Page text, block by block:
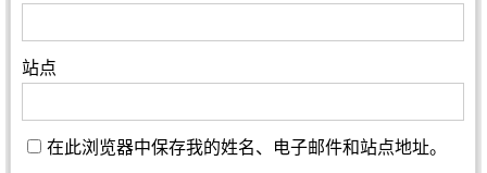
站点
在此浏览器中保存我的姓名、电子邮件和站点地址。